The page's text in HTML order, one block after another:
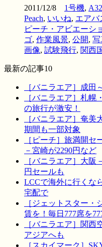
2011/12/8 1号機,
Peach, いいね, エアバ
ピーチ・アビエーシ
ゴ, 作業風景, 公開, 写
画像, 試験飛行, 関西
最新の記事10
［バニラエア］成田
［バニラエア］札幌
の旅行が激安！
［バニラエア］奄美
期間も一部対象
［ピーチ］旅満開セ
－宮崎が2290円など
［バニラエア］大阪
円セールも
LCCで海外に行くな
宅配で
［ジェットスター・
賃を！毎日777席を
［バニラエア］関
アジアへも
［スカイマーク］